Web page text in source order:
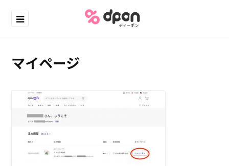
マイページ